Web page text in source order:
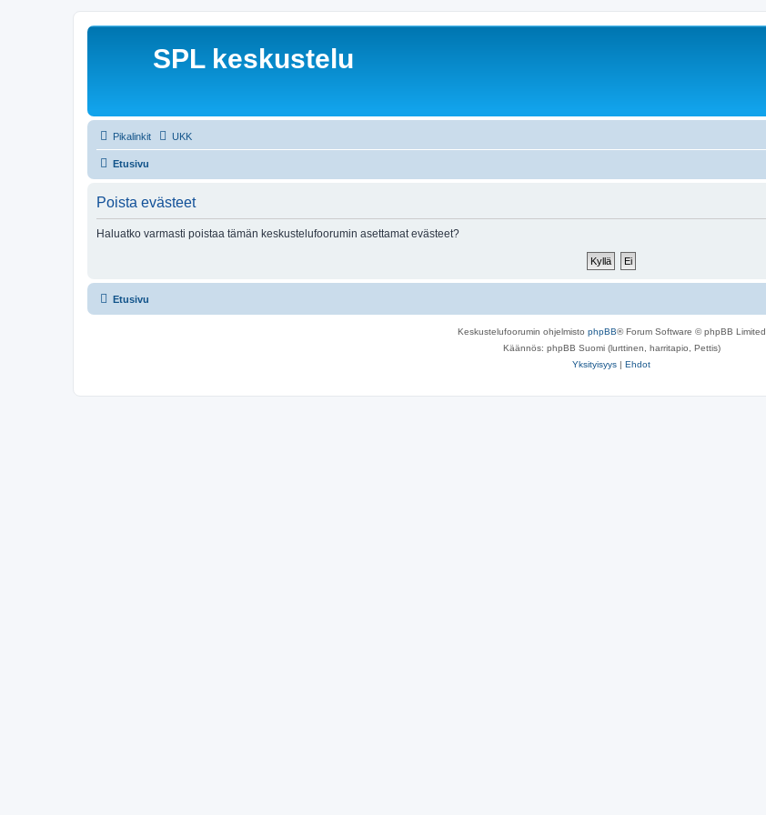
SPL keskustelu
Pikalinkit UKK
Etusivu
Poista evästeet
Haluatko varmasti poistaa tämän keskustelufoorumin asettamat evästeet?
Etusivu
Keskustelufoorumin ohjelmisto phpBB® Forum Software © phpBB Limited
Käännös: phpBB Suomi (lurttinen, harritapio, Pettis)
Yksityisyys | Ehdot